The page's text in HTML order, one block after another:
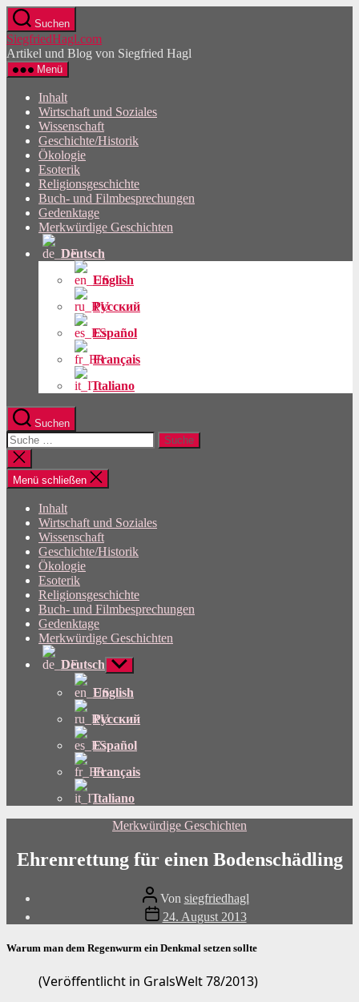
Direkt
zum
Inhalt
wechseln
Suchen
SiegfriedHagl.com
Artikel und Blog von Siegfried Hagl
Menü
Inhalt
Wirtschaft und Soziales
Wissenschaft
Geschichte/Historik
Ökologie
Esoterik
Religionsgeschichte
Buch- und Filmbesprechungen
Gedenktage
Merkwürdige Geschichten
Deutsch
English
Русский
Español
Français
Italiano
Suchen
Suche
nach:
Suche
schließen
Menü schließen
Inhalt
Wirtschaft und Soziales
Wissenschaft
Geschichte/Historik
Ökologie
Esoterik
Religionsgeschichte
Buch- und Filmbesprechungen
Gedenktage
Merkwürdige Geschichten
Deutsch Untermenü
anzeigen
English
Русский
Español
Français
Italiano
Kategorien
Merkwürdige Geschichten
Ehrenrettung für einen Bodenschädling
Beitragsautor
Von siegfriedhagl
Beitragsdatum
24. August 2013
Warum man dem Regenwurm ein Denkmal setzen sollte
(Veröffentlicht in GralsWelt 78/2013)